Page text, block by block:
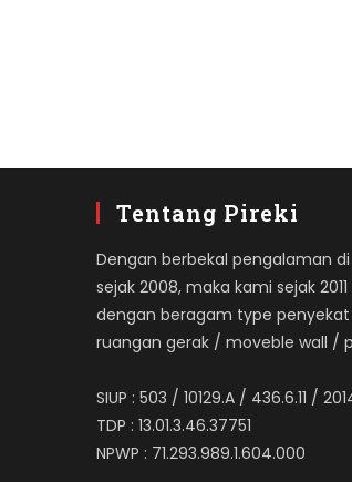
Tentang Pireki
Dengan berbekal pengalaman
sejak 2008, maka kami sejak
dengan beragam type
ruangan gerak / moveble wall /
SIUP : 503 / 10129.A / 436.6.11 /
TDP : 13.01.3.46.37751
NPWP : 71.293.989.1.604.000